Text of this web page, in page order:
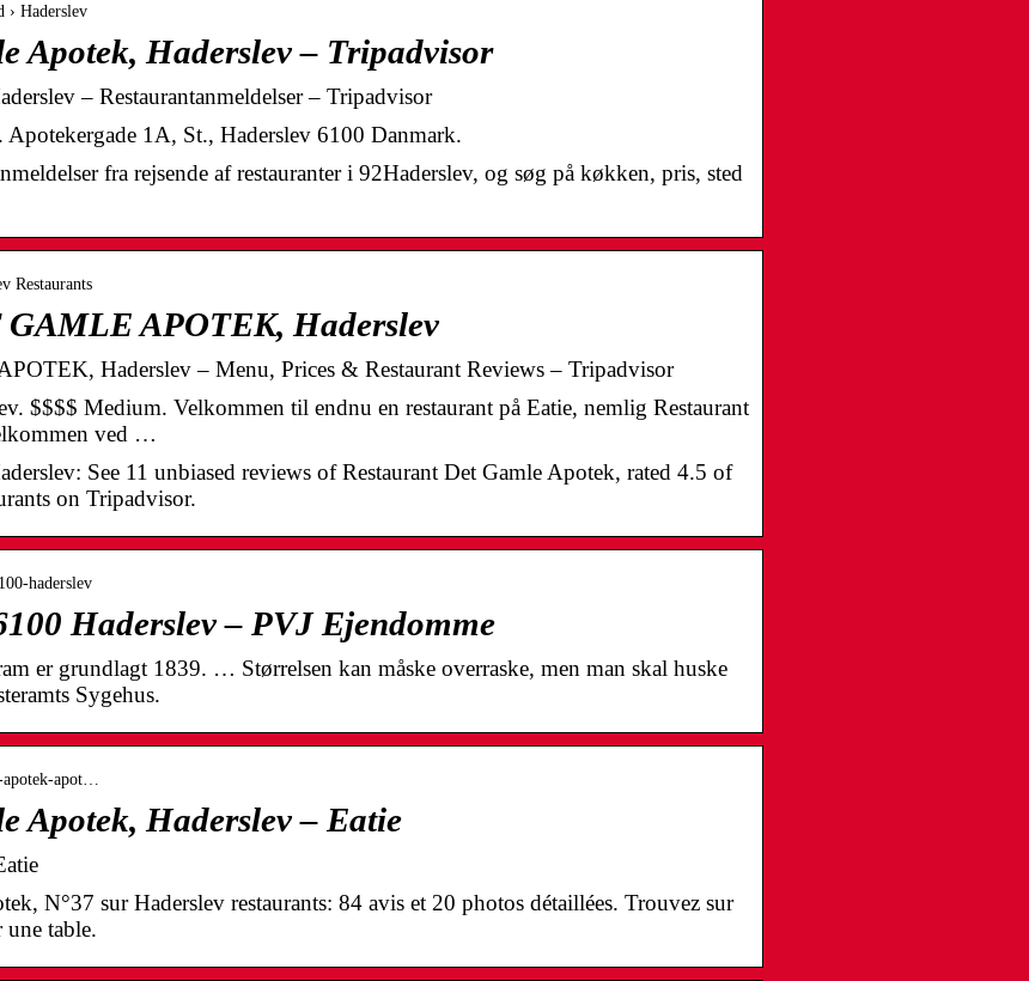
Haderslev
Apotek, Haderslev – Tripadvisor
– Restaurantanmeldelser – Tripadvisor
1A, St., Haderslev 6100 Danmark.
fra rejsende af restauranter i 92Haderslev, og søg på køkken, pris, sted
Restaurants
APOTEK, Haderslev
Haderslev – Menu, Prices & Restaurant Reviews – Tripadvisor
$$$$ Medium. Velkommen til endnu en restaurant på Eatie, nemlig Restaurant
ved …
See 11 unbiased reviews of Restaurant Det Gamle Apotek, rated 4.5 of
on Tripadvisor.
haderslev
Haderslev – PVJ Ejendomme
er grundlagt 1839. … Størrelsen kan måske overraske, men man skal huske
Sygehus.
apot…
Apotek, Haderslev – Eatie
N°37 sur Haderslev restaurants: 84 avis et 20 photos détaillées. Trouvez sur
une table.